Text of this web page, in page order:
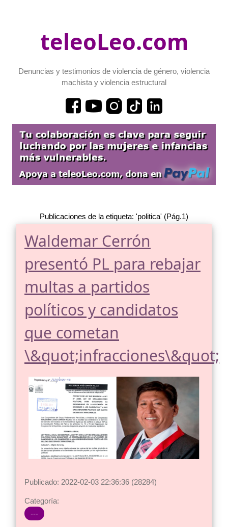
teleoLeo.com
Denuncias y testimonios de violencia de género, violencia
machista y violencia estructural
Publicaciones de la etiqueta: 'politica' (Pág.1)
Waldemar Cerrón
presentó PL para rebajar
multas a partidos
políticos y candidatos
que cometan
\&quot;infracciones\&quot;
Publicado: 2022-02-03 22:36:36 (28284)
Categoría:
---